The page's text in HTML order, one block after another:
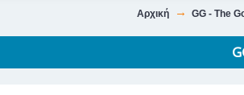
Αρχική GG - The